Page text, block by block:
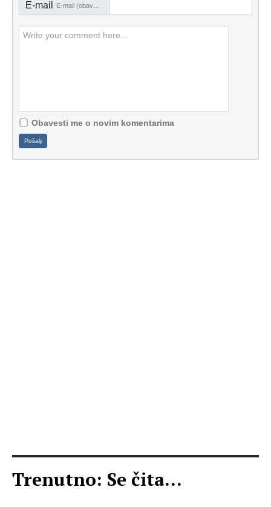
E-mail
Obavesti me o novim komentarima
Pošalji
Trenutno: Se čita...